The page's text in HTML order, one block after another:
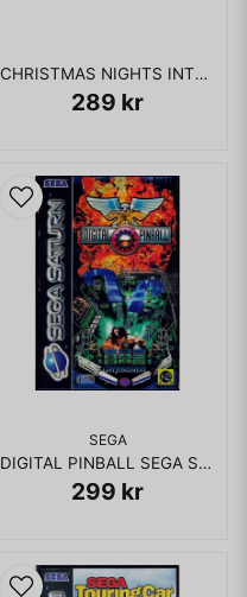
CHRISTMAS NIGHTS INTO DREAMS SATURN JAPANSK
289 kr
SEGA
DIGITAL PINBALL SEGA SATURN RENTAL
299 kr